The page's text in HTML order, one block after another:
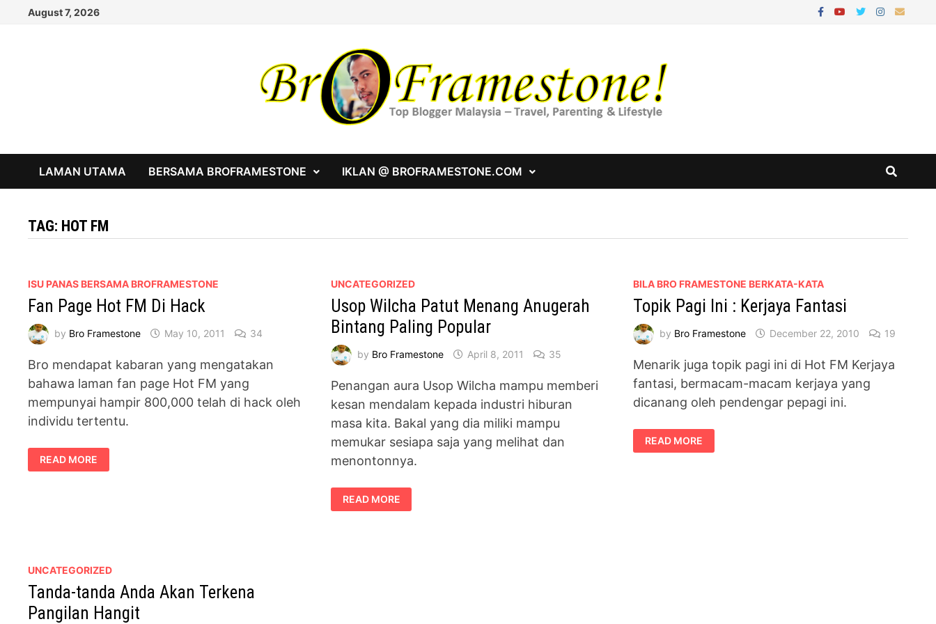
August 7, 2026
LAMAN UTAMA BERSAMA BROFRAMESTONE IKLAN @ BROFRAMESTONE.COM
TAG: HOT FM
ISU PANAS BERSAMA BROFRAMESTONE
Fan Page Hot FM Di Hack
by Bro Framestone May 10, 2011 34
Bro mendapat kabaran yang mengatakan
bahawa laman fan page Hot FM yang
mempunyai hampir 800,000 telah di hack oleh
individu tertentu.
FAN
PAGE
HOT
READ MORE
UNCATEGORIZED
Usop Wilcha Patut Menang Anugerah
Bintang Paling Popular
by Bro Framestone April 8, 2011 35
Penangan aura Usop Wilcha mampu memberi
kesan mendalam kepada industri hiburan
masa kita. Bakal yang dia miliki mampu
memukar sesiapa saja yang melihat dan
menontonnya.
USOP
WILCHA
PATUT
READ MORE
BILA BRO FRAMESTONE BERKATA-KATA
Topik Pagi Ini : Kerjaya Fantasi
by Bro Framestone December 22, 2010 19
Menarik juga topik pagi ini di Hot FM Kerjaya
fantasi, bermacam-macam kerjaya yang
dicanang oleh pendengar pepagi ini.
TOPIK
PAGI
INI
READ MORE
UNCATEGORIZED
Tanda-tanda Anda Akan Terkena
Pangilan Hangit